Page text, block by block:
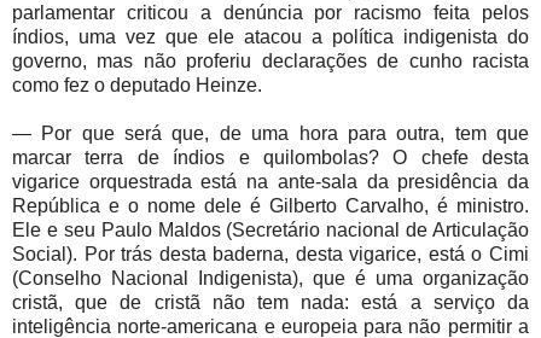
parlamentar criticou a denúncia por racismo feita pelos
índios, uma vez que ele atacou a política indigenista do
governo, mas não proferiu declarações de cunho racista
como fez o deputado Heinze.
— Por que será que, de uma hora para outra, tem que
marcar terra de índios e quilombolas? O chefe desta
vigarice orquestrada está na ante-sala da presidência da
República e o nome dele é Gilberto Carvalho, é ministro.
Ele e seu Paulo Maldos (Secretário nacional de Articulação
Social). Por trás desta baderna, desta vigarice, está o Cimi
(Conselho Nacional Indigenista), que é uma organização
cristã, que de cristã não tem nada: está a serviço da
inteligência norte-americana e europeia para não permitir a